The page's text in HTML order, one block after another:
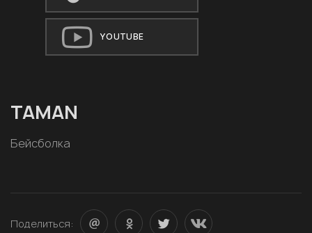
YOUTUBE
TAMAN
Бейсболка
Поделиться: